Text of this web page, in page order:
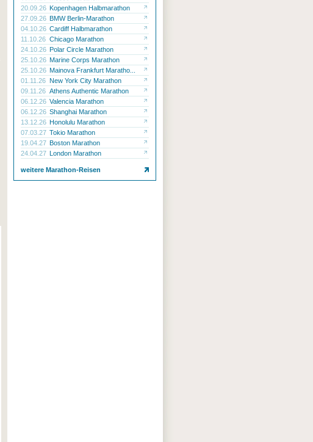
20.09.26 Kopenhagen Halbmarathon
27.09.26 BMW Berlin-Marathon
04.10.26 Cardiff Halbmarathon
11.10.26 Chicago Marathon
24.10.26 Polar Circle Marathon
25.10.26 Marine Corps Marathon
25.10.26 Mainova Frankfurt Maratho...
01.11.26 New York City Marathon
09.11.26 Athens Authentic Marathon
06.12.26 Valencia Marathon
06.12.26 Shanghai Marathon
13.12.26 Honolulu Marathon
07.03.27 Tokio Marathon
19.04.27 Boston Marathon
24.04.27 London Marathon
weitere Marathon-Reisen